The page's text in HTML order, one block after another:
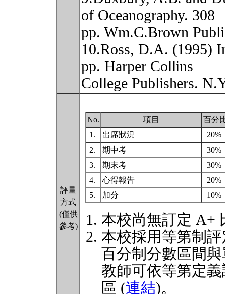
of Oceanography. 308
pp. Wm.C.Brown
10.Ross, D.A. (1995)
pp. Harper Collins
College Publishers.
評量
方式
(僅供
參考)
No. 項目
百分
1.
出席狀況
20%
2.
期中考
30%
3.
期末考
30%
4.
心得報告
20%
5.
加分 10%
本校尚無訂定 A+
本校採用等第制
百分制分數區間
教師可依等第定
區 (連結)。